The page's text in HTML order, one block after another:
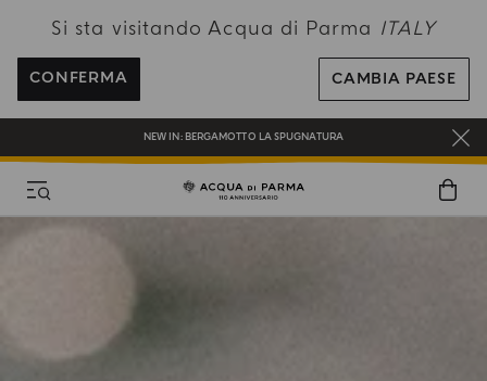
Si sta visitando Acqua di Parma ITALY
CONFERMA CAMBIA PAESE
UN REGALO PER TE SUGLI ORDINI SUPERIORI AI 180€
BERGAMOTTO LA SPUGNATURA
SPEDIZIONI GRATUITE PER ORDINI SUPERIORI A 120€